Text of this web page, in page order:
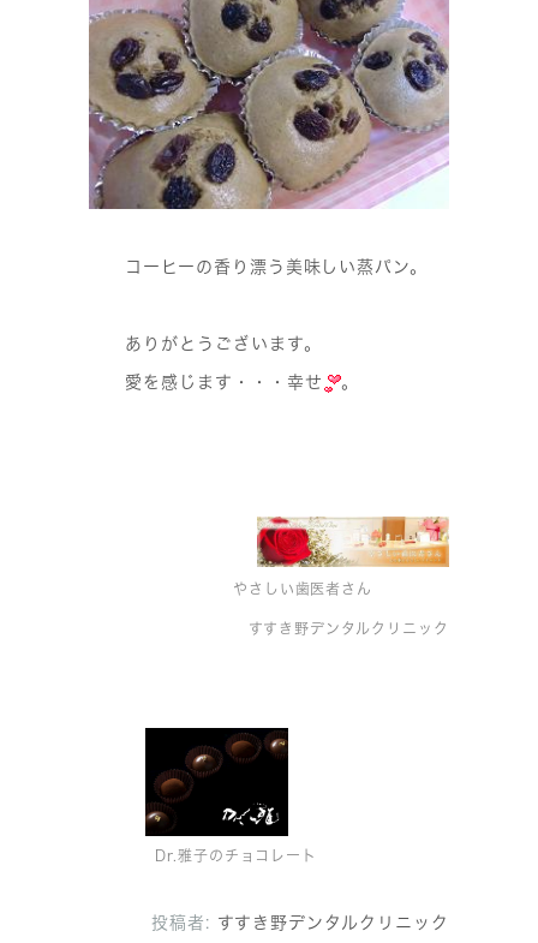
コーヒーの香り漂う美味しい蒸パン。
ありがとうございます。
愛を感じます・・・幸せ 。
やさしい歯医者さん
すすき野デンタルクリニック
Dr.雅子のチョコレート
投稿者: すすき野デンタルクリニック